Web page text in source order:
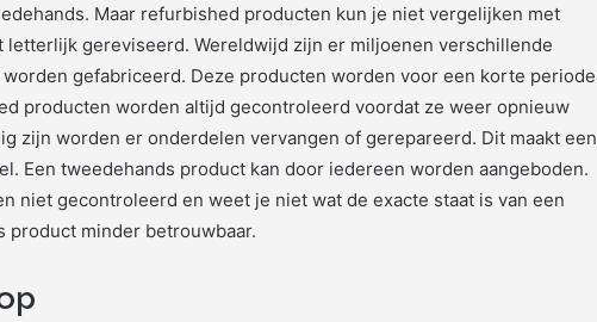
Maar refurbished producten kun je niet vergelijken met
gereviseerd. Wereldwijd zijn er miljoenen verschillende
gefabriceerd. Deze producten worden voor een korte periode
producten worden altijd gecontroleerd voordat ze weer opnieuw
zijn worden er onderdelen vervangen of gerepareerd. Dit maakt een
Een tweedehands product kan door iedereen worden aangeboden.
niet gecontroleerd en weet je niet wat de exacte staat is van een
product minder betrouwbaar.